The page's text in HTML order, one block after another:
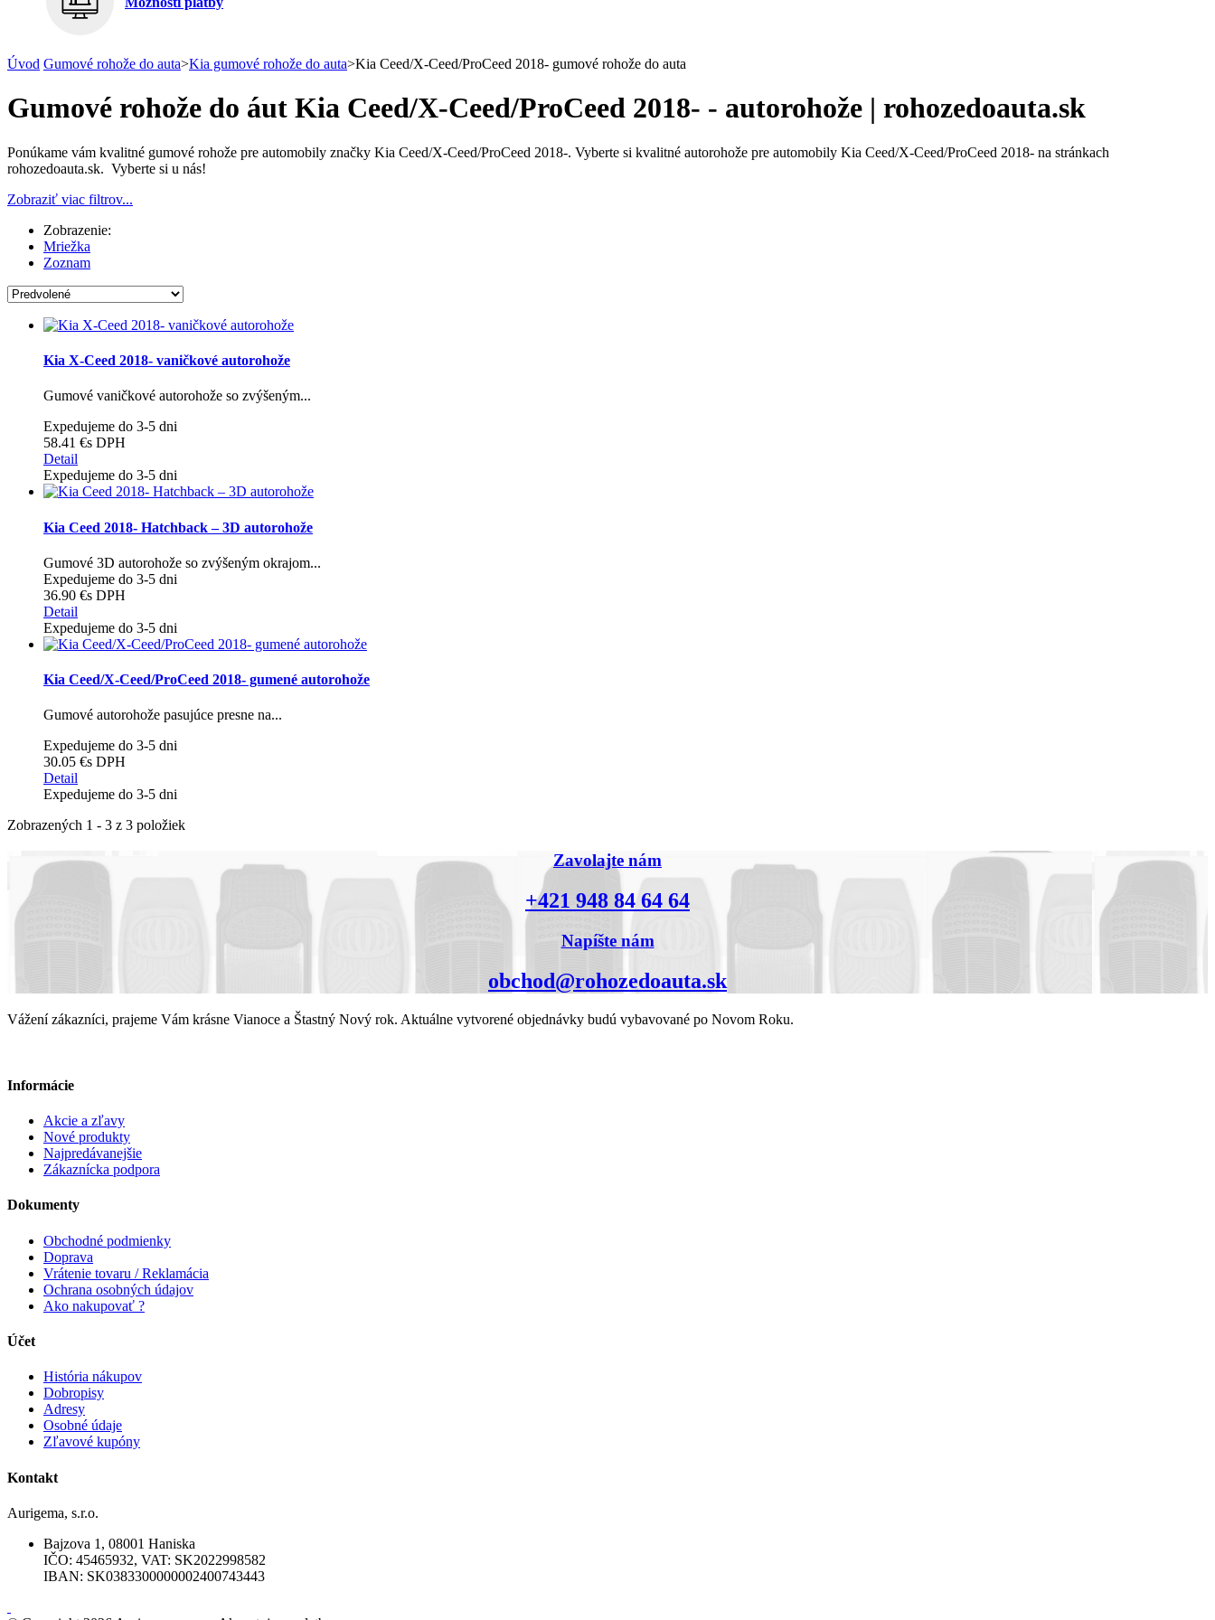
Úvod Gumové rohože do auta>Kia gumové rohože do auta>Kia Ceed/X-Ceed/ProCeed 2018- gumové rohože do auta
Gumové rohože do áut Kia Ceed/X-Ceed/ProCeed 2018- - autorohože | rohozedoauta.sk
Ponúkame vám kvalitné gumové rohože pre automobily značky Kia Ceed/X-Ceed/ProCeed 2018-. Vyberte si kvalitné autorohože pre automobily Kia Ceed/X-Ceed/ProCeed 2018- na stránkach
rohozedoauta.sk. Vyberte si u nás!
Zobraziť viac filtrov...
Zobrazenie:
Mriežka
Zoznam
Kia X-Ceed 2018- vaničkové autorohože
Gumové vaničkové autorohože so zvýšeným...
Expedujeme do 3-5 dni
58.41 €s DPH
Detail
Expedujeme do 3-5 dni
Kia Ceed 2018- Hatchback – 3D autorohože
Gumové 3D autorohože so zvýšeným okrajom...
Expedujeme do 3-5 dni
36.90 €s DPH
Detail
Expedujeme do 3-5 dni
Kia Ceed/X-Ceed/ProCeed 2018- gumené autorohože
Gumové autorohože pasujúce presne na...
Expedujeme do 3-5 dni
30.05 €s DPH
Detail
Expedujeme do 3-5 dni
Zobrazených 1 - 3 z 3 položiek
Zavolajte nám
+421 948 84 64 64
Napíšte nám
obchod@rohozedoauta.sk
Vážení zákazníci, prajeme Vám krásne Vianoce a Štastný Nový rok. Aktuálne vytvorené objednávky budú vybavované po Novom Roku.
Informácie
Akcie a zľavy
Nové produkty
Najpredávanejšie
Zákaznícka podpora
Dokumenty
Obchodné podmienky
Doprava
Vrátenie tovaru / Reklamácia
Ochrana osobných údajov
Ako nakupovať ?
Účet
História nákupov
Dobropisy
Adresy
Osobné údaje
Zľavové kupóny
Kontakt
Aurigema, s.r.o.
Bajzova 1, 08001 Haniska
IČO: 45465932, VAT: SK2022998582
IBAN: SK0383300000002400743443